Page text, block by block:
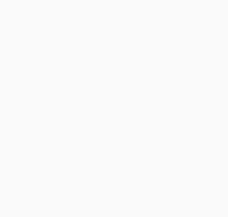
べて
身照射。）
全な施術
円！
い）